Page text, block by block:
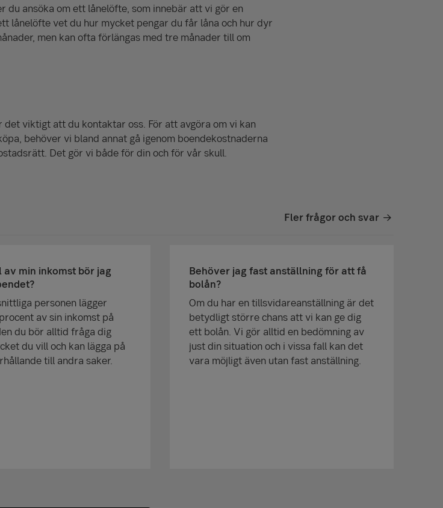
du ansöka om ett lånelöfte, som innebär att vi gör en
lånelöfte vet du hur mycket pengar du får låna och hur dyr
men kan ofta förlängas med tre månader till om
viktigt att du kontaktar oss. För att avgöra om vi kan
behöver vi bland annat gå igenom boendekostnaderna
Det gör vi både för din och för vår skull.
Fler frågor och svar
av min inkomst bör jag
personen lägger
av sin inkomst på
du bör alltid fråga dig
du vill och kan lägga på
till andra saker.
Behöver jag fast anställning för att få
bolån?
Om du har en tillsvidareanställning är det
betydligt större chans att vi kan ge dig
ett bolån. Vi gör alltid en bedömning av
just din situation och i vissa fall kan det
vara möjligt även utan fast anställning.